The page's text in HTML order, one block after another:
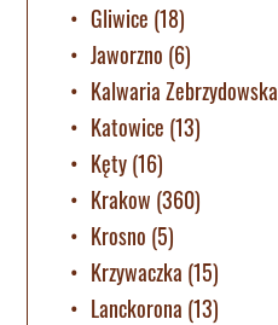
Gliwice (18)
Jaworzno (6)
Kalwaria Zebrzydowska
Katowice (13)
Kęty(16)
Krakow (360)
Krosno (5)
Krzywaczka (15)
Lanckorona (13)